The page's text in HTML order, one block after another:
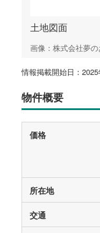
土地図面
画像：株式会社夢
情報掲載開始日：
物件概要
価格
所在地
交通